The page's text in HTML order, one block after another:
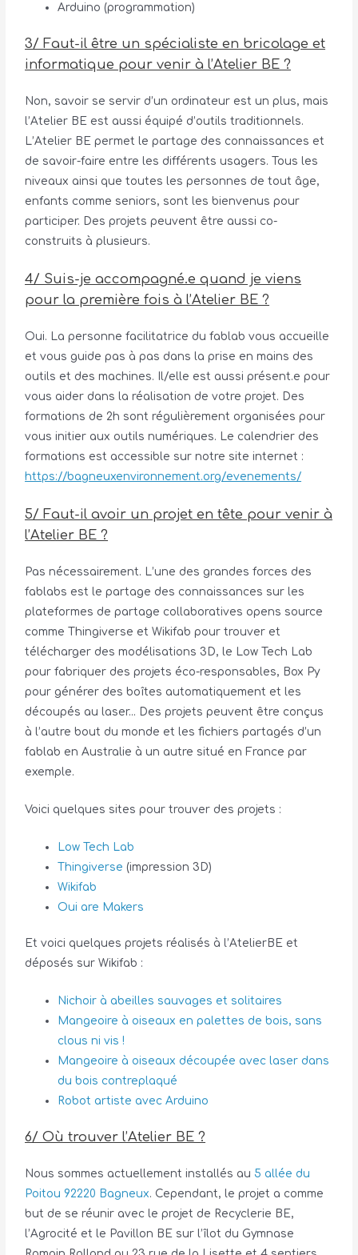
Arduino (programmation)
3/ Faut-il être un spécialiste en bricolage et
informatique pour venir à l’Atelier BE ?
Non, savoir se servir d’un ordinateur est un plus, mais
l’Atelier BE est aussi équipé d’outils traditionnels.
L’Atelier BE permet le partage des connaissances et
de savoir-faire entre les différents usagers. Tous les
niveaux ainsi que toutes les personnes de tout âge,
enfants comme seniors, sont les bienvenus pour
participer. Des projets peuvent être aussi co-
construits à plusieurs.
4/ Suis-je accompagné.e quand je viens
pour la première fois à l’Atelier BE ?
Oui. La personne facilitatrice du fablab vous accueille
et vous guide pas à pas dans la prise en mains des
outils et des machines. Il/elle est aussi présent.e pour
vous aider dans la réalisation de votre projet. Des
formations de 2h sont régulièrement organisées pour
vous initier aux outils numériques. Le calendrier des
formations est accessible sur notre site internet :
https://bagneuxenvironnement.org/evenements/
5/ Faut-il avoir un projet en tête pour venir à
l’Atelier BE ?
Pas nécessairement. L’une des grandes forces des
fablabs est le partage des connaissances sur les
plateformes de partage collaboratives opens source
comme Thingiverse et Wikifab pour trouver et
télécharger des modélisations 3D, le Low Tech Lab
pour fabriquer des projets éco-responsables, Box Py
pour générer des boîtes automatiquement et les
découpés au laser… Des projets peuvent être conçus
à l’autre bout du monde et les fichiers partagés d’un
fablab en Australie à un autre situé en France par
exemple.
Voici quelques sites pour trouver des projets :
Low Tech Lab
Thingiverse (impression 3D)
Wikifab
Oui are Makers
Et voici quelques projets réalisés à l’AtelierBE et
déposés sur Wikifab :
Nichoir à abeilles sauvages et solitaires
Mangeoire à oiseaux en palettes de bois, sans
clous ni vis !
Mangeoire à oiseaux découpée avec laser dans
du bois contreplaqué
Robot artiste avec Arduino
6/ Où trouver l’Atelier BE ?
Nous sommes actuellement installés au 5 allée du
Poitou 92220 Bagneux. Cependant, le projet a comme
but de se réunir avec le projet de Recyclerie BE,
l’Agrocité et le Pavillon BE sur l’îlot du Gymnase